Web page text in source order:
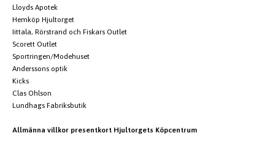
Lloyds Apotek
Hemköp Hjultorget
Iittala, Rörstrand och Fiskars Outlet
Scorett Outlet
Sportringen/Modehuset
Anderssons optik
Kicks
Clas Ohlson
Lundhags Fabriksbutik
Allmänna villkor presentkort Hjultorgets Köpcentrum